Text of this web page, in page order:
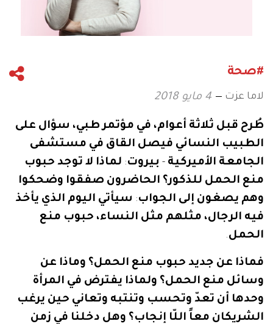
#صحة
لاما عزت 4 مايو 2018
طُرح قبل ثلاثة أعوام، في مؤتمر طبي، سؤال على
الطبيب النسائي فيصل القاق في مستشفى
الجامعة الأميركية - بيروت: لماذا لا توجد حبوب
منع الحمل للذكور؟ الحاضرون صفقوا وضحكوا
وهم يصغون إلى الجواب: سيأتي اليوم الذي يأخذ
فيه الرجال، مثلهم مثل النساء، حبوب منع
الحمل.
فماذا عن جديد حبوب منع الحمل؟ وماذا عن
وسائل منع الحمل؟ ولماذا يفترض في المرأة
وحدها أن تعدّ وتحسب وتنتبه وتعاني حين يرغب
الشريكان معاً اللّا إنجاب؟ وهل دخلنا في زمن